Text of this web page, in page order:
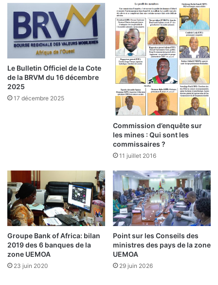
m
t
e
C
E
A
O
m
e
Le Bulletin Officiel de la Cote
de la BRVM du 16 décembre
2025
17 décembre 2025
Commission d’enquête sur
les mines : Qui sont les
commissaires ?
11 juillet 2016
Groupe Bank of Africa: bilan
2019 des 6 banques de la
zone UEMOA
23 juin 2020
Point sur les Conseils des
ministres des pays de la zone
UEMOA
29 juin 2026